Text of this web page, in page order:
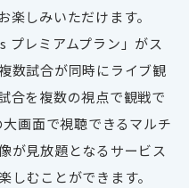
楽しみいただけます。
レミアムプラン」がス
数試合が同時にライブ観
合を複数の視点で観戦で
画面で視聴できるマルチ
が見放題となるサービス
しむことができます。